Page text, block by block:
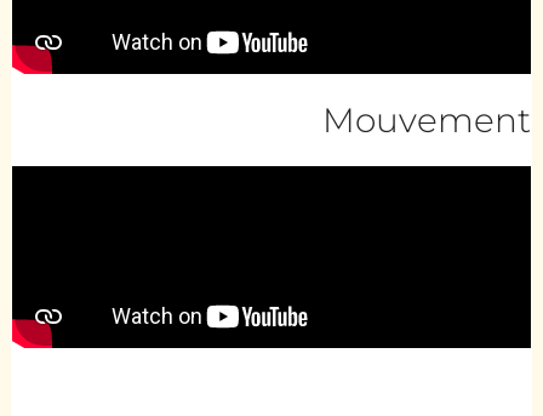
Mouvement